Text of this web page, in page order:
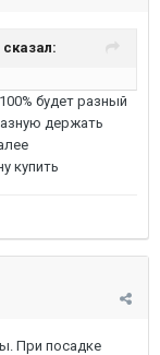
сказал:
будет разный
держать
купить
При посадке